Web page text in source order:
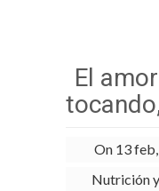
El
On 13
Nutrición